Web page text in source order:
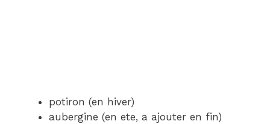
potiron (en hiver)
aubergine (en ete, a ajouter en fin)